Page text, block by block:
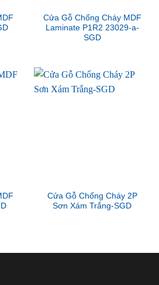
Cửa Gỗ Chống Cháy MDF
Laminate P1R2 23029-a-
SGD
Cửa Gỗ Chống Cháy 2P
Sơn Xám Trắng-SGD